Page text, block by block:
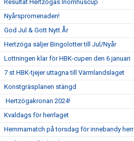
Resultat Hertzögas Inomhuscup
Nyårspromenaden!
God Jul & Gott Nytt År
Hertzöga säljer Bingolotter till Jul/Nyår
Lottningen klar för HBK-cupen den 6 januari
7 st HBK-tjejer uttagna till Värmlandslaget
Konstgräsplanen stängd
Hertzögakronan 2024!
Kvaldags för herrlaget
Hemmamatch på torsdag för innebandy herr